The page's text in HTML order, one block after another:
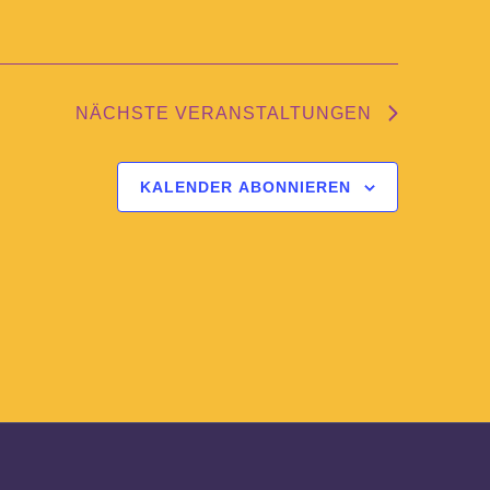
NÄCHSTE VERANSTALTUNGEN
KALENDER ABONNIEREN